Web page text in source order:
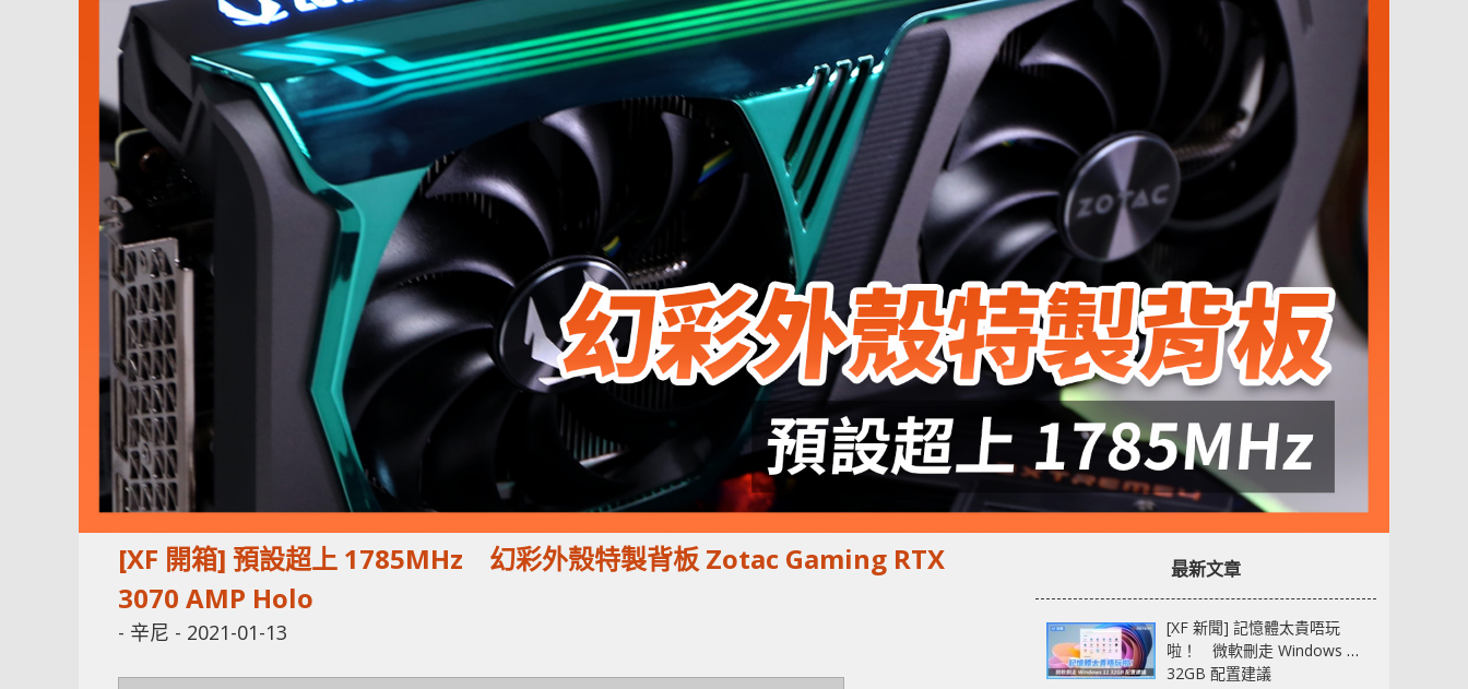
[XF 開箱] 預設超上 1785MHz 幻彩外殼特製背板 Zotac Gaming RTX
3070 AMP Holo
- 辛尼 - 2021-01-13
最新文章
[XF 新聞] 記憶體太貴唔玩
啦！ 微軟刪走 Windows 11
32GB 配置建議